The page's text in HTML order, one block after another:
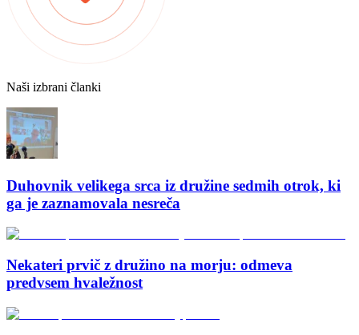
Naši izbrani članki
Duhovnik velikega srca iz družine sedmih otrok, ki
ga je zaznamovala nesreča
Nekateri prvič z družino na morju: odmeva
predvsem hvaležnost